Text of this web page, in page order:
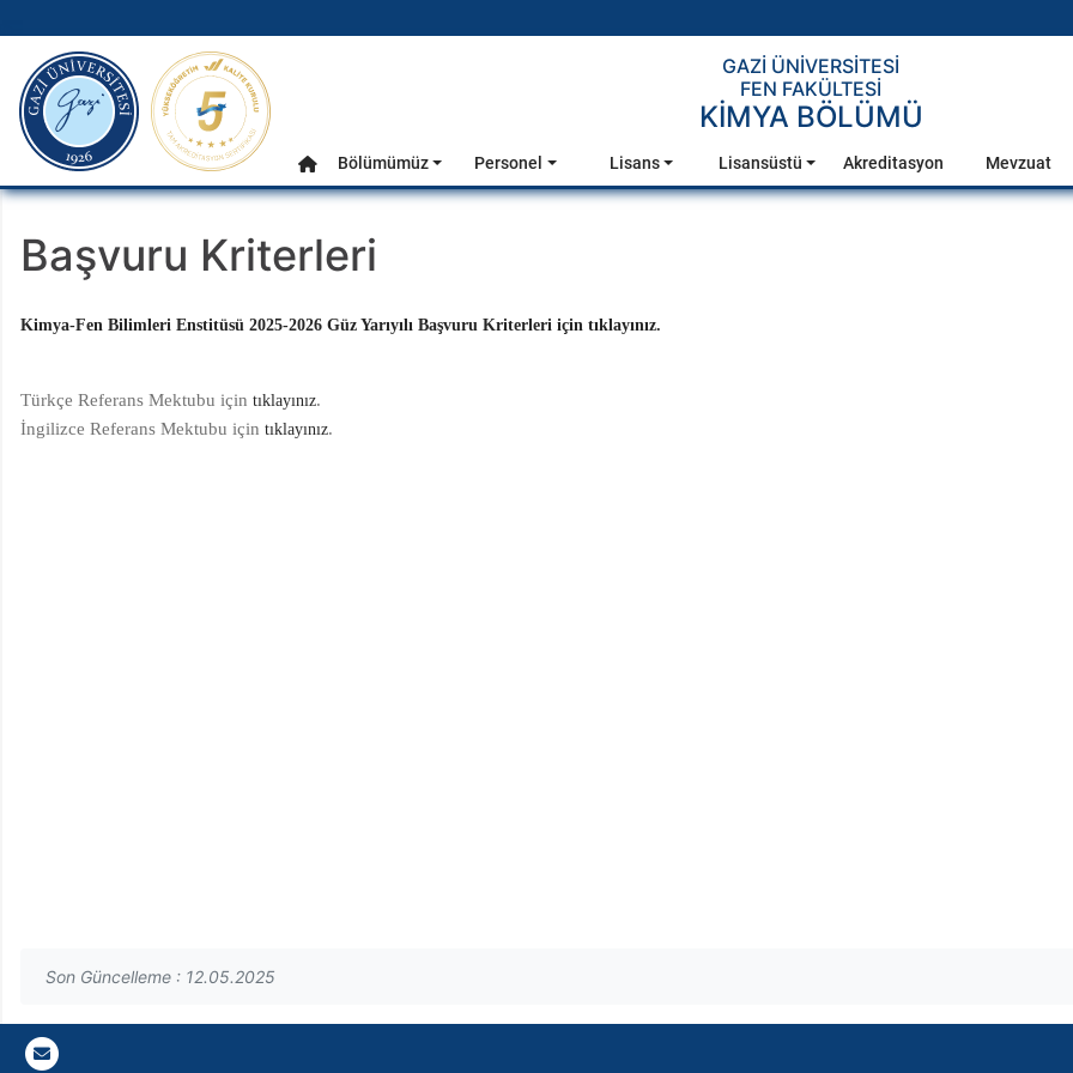
Ana Menü
gazi.edu.tr
GAZİ ÜNİVERSİTESİ
FEN FAKÜLTESİ
KİMYA BÖLÜMÜ
Anasayfa
Bölümümüz Personel Lisans Lisansüstü Akreditasyon Mevzuat
Başvuru Kriterleri
Kimya-Fen Bilimleri Enstitüsü 2025-2026 Güz Yarıyılı Başvuru Kriterleri için tıklayınız.
Türkçe Referans Mektubu için tıklayınız.
İngilizce Referans Mektubu için tıklayınız.
Son Güncelleme : 12.05.2025
Gazi E-Mail